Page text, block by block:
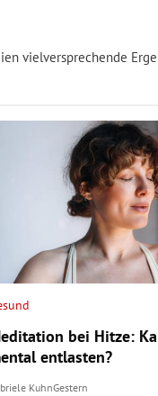
vielversprechende
bei Hitze:
entlasten?
KuhnGestern